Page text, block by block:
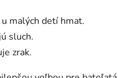
malých detí hmat.
sluch.
zrak.